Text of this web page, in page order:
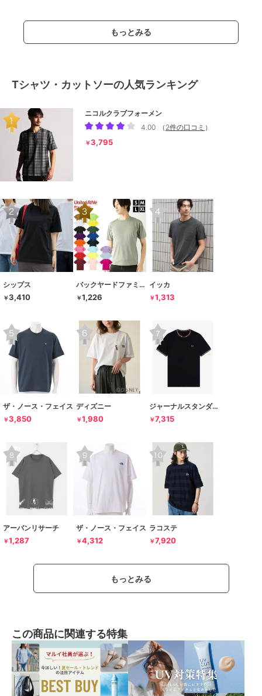
もっとみる
Tシャツ・カットソーの人気ランキング
ニコルクラブフォーメン
4.00
（ 2件の口コミ ）
￥3,795
シップス
￥3,410
バックヤードファミリー
￥1,226
イッカ
￥1,313
ザ・ノース・フェイス
￥3,850
ディズニー
￥1,980
ジャーナルスタンダード レリューム
￥7,315
アーバンリサーチ
￥1,287
ザ・ノース・フェイス
￥4,312
ラコステ
￥7,920
もっとみる
この商品に関連する特集